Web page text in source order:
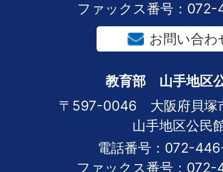
ファックス番号：
お問い合わ
教育部 山手地区
〒597-0046 大阪府貝塚
山手地区公民
電話番号：072-
ファックス番号：